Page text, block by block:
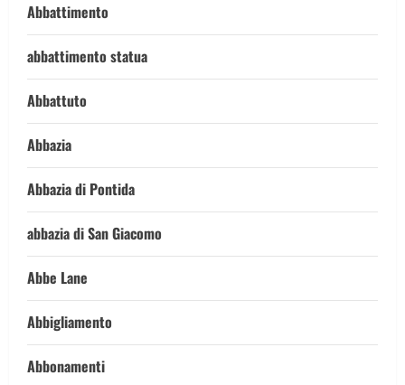
Abbattimento
abbattimento statua
Abbattuto
Abbazia
Abbazia di Pontida
abbazia di San Giacomo
Abbe Lane
Abbigliamento
Abbonamenti